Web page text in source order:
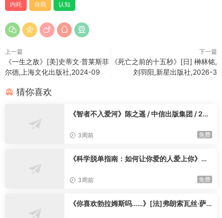
内耗 自我 认知
上一篇
《一生之敌》[美]史蒂文·普莱斯菲
尔德,上海文化出版社,2024-09
下一篇
《死亡之前的十五秒》[日] 榊林铭,
刘羽阳,新星出版社,2026-3
猜你喜欢
《智者不入爱河》陈之遥 / 中信出版集团 / 202
3周前 免费
《科学脱单指南：如何让你爱的人爱上你》陈
-3 3周前 免费
《你喜欢勃拉姆斯吗……》[法]弗朗索瓦丝·萨